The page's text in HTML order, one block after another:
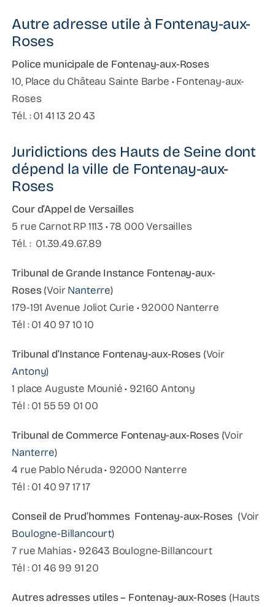
Autre adresse utile à Fontenay-aux-
Roses
Police municipale de Fontenay-aux-Roses
10, Place du Château Sainte Barbe • Fontenay-aux-
Roses
Tél. : 01 41 13 20 43
Juridictions des Hauts de Seine dont
dépend la ville de Fontenay-aux-
Roses
Cour d’Appel de Versailles
5 rue Carnot RP 1113 • 78 000 Versailles
Tél. : 01.39.49.67.89
Tribunal de Grande Instance Fontenay-aux-
Roses(VoirNanterre)
179-191 Avenue Joliot Curie • 92000 Nanterre
Tél : 01 40 97 10 10
Tribunal d’Instance Fontenay-aux-Roses(Voir
Antony)
1 place Auguste Mounié • 92160 Antony
Tél : 01 55 59 01 00
Tribunal de Commerce Fontenay-aux-Roses(Voir
Nanterre)
4 rue Pablo Néruda • 92000 Nanterre
Tél : 01 40 97 17 17
Conseil de Prud’hommes Fontenay-aux-Roses (Voir
Boulogne-Billancourt)
7 rue Mahias • 92643 Boulogne-Billancourt
Tél : 01 46 99 91 20
Autres adresses utiles – Fontenay-aux-Roses (Hauts